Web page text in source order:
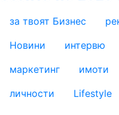
за твоят Бизнес
footer_statii
Новини интервю
маркетинг
имоти
личности
Lifestyle